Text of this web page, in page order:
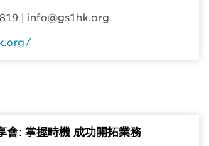
| info@gs1hk.org
會: 掌握時機 成功開拓業務